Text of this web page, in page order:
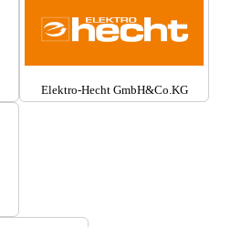
Elektro-Hecht GmbH&Co.KG